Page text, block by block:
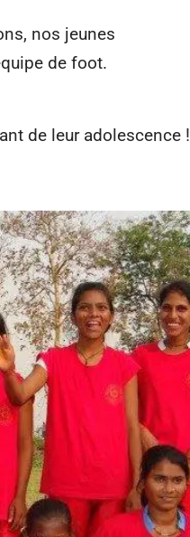
nos jeunes
de foot.
de leur adolescence !